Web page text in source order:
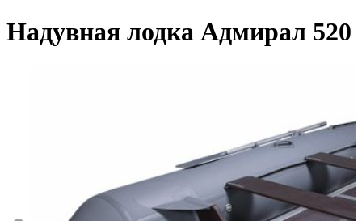
Надувная лодка Адмирал 520